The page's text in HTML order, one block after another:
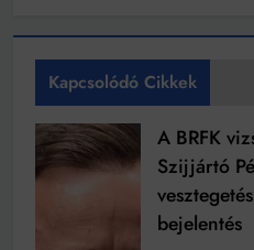
Kapcsolódó Cikkek
A BRFK
Szijjártó
bejelentés